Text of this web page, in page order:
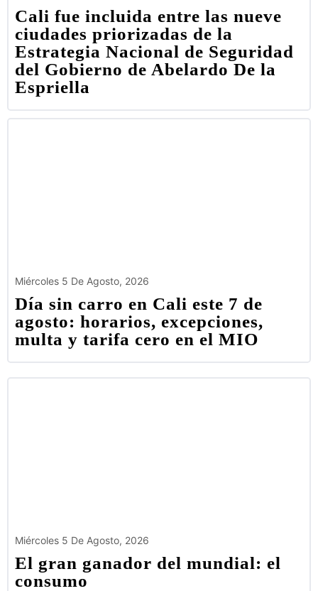
Cali fue incluida entre las nueve
ciudades priorizadas de la
Estrategia Nacional de Seguridad
del Gobierno de Abelardo De la
Espriella
Miércoles 5 De Agosto, 2026
Día sin carro en Cali este 7 de
agosto: horarios, excepciones,
multa y tarifa cero en el MIO
Miércoles 5 De Agosto, 2026
El gran ganador del mundial: el
consumo